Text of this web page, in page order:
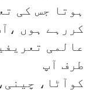
ہوتا جس کی
کررہے ہوں
عالمی
طرف آپ
کوآٹا،